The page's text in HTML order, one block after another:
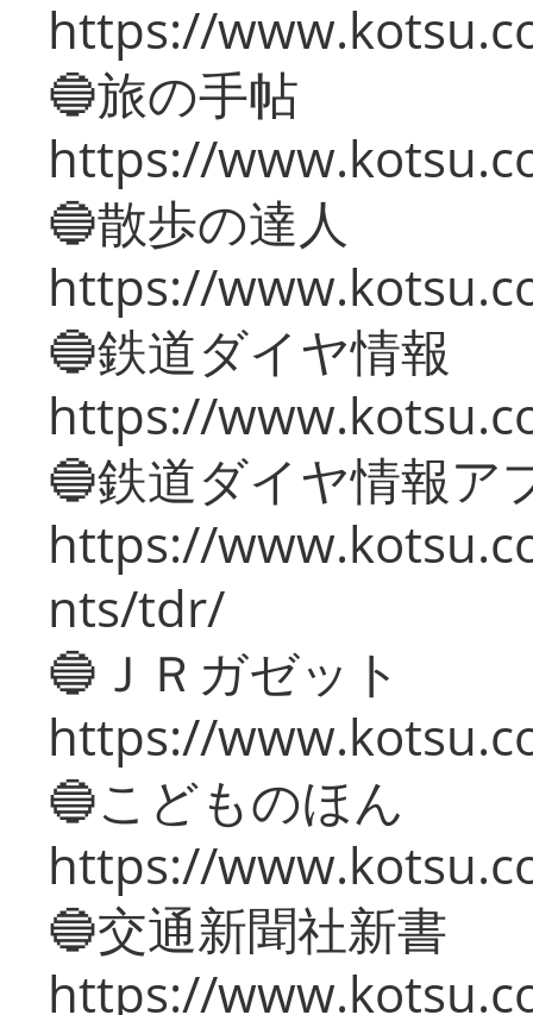
https://
🔵旅の手帖
https://
🔵散歩の達人
https://
🔵鉄道ダイヤ情報
https://
🔵鉄道ダイヤ情報ア
https://
nts/tdr/
🔵ＪＲガゼット
https://
🔵こどものほん
https://
🔵交通新聞社新書
https://